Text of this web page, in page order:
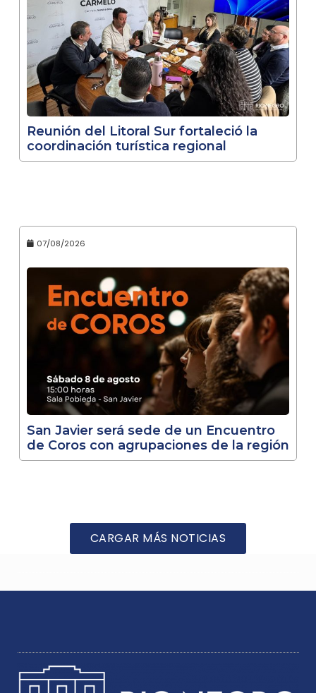
Reunión del Litoral Sur fortaleció la
coordinación turística regional
07/08/2026
San Javier será sede de un Encuentro
de Coros con agrupaciones de la región
CARGAR MÁS NOTICIAS